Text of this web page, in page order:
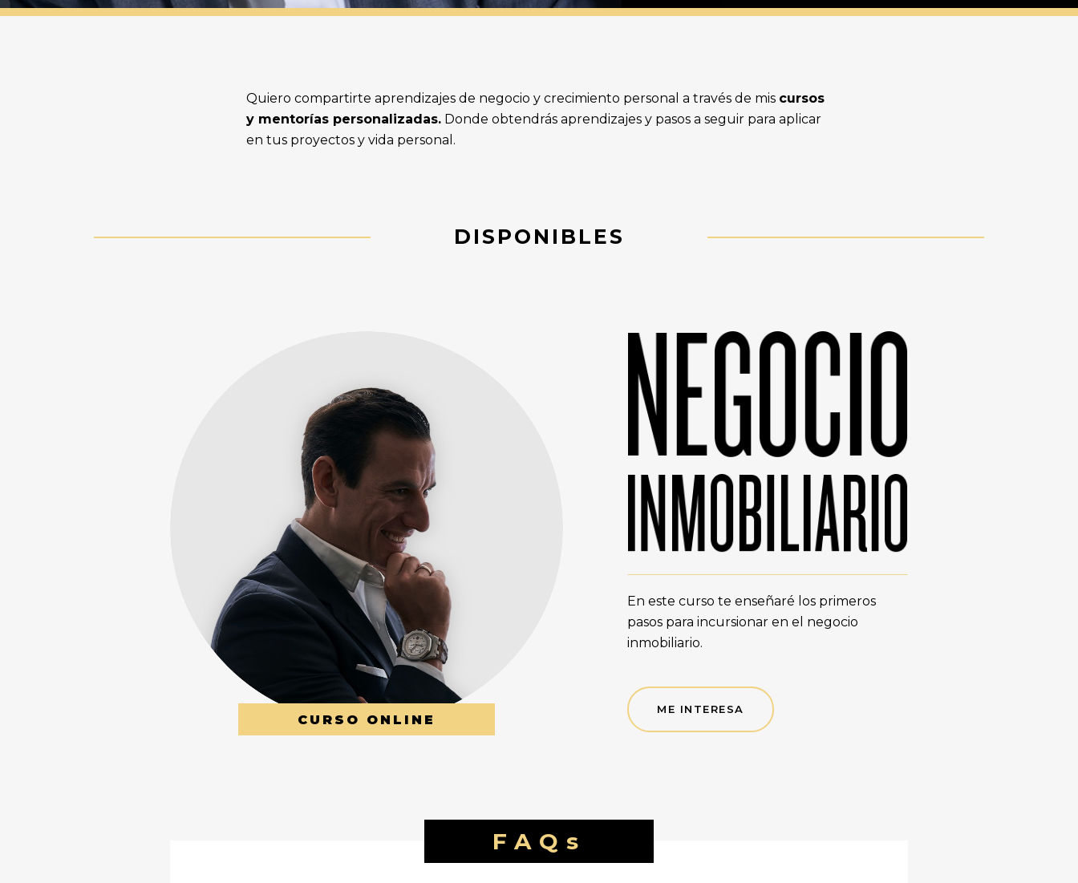
Quiero compartirte aprendizajes de negocio y crecimiento personal a través de mis cursos
y mentorías personalizadas. Donde obtendrás aprendizajes y pasos a seguir para aplicar
en tus proyectos y vida personal.
DISPONIBLES
CURSO ONLINE
En este curso te enseñaré los primeros
pasos para incursionar en el negocio
inmobiliario.
ME INTERESA
FAQs